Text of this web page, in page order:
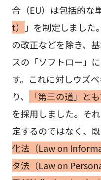
合（EU）は包括的な
t）
」を制定しました
の改正などを除き、
スの「ソフトロー」
す。これに対しウズ
り、
「第三の道」と
を採用しました。そ
定するのではなく、
化法（Law on
タ法（Law on